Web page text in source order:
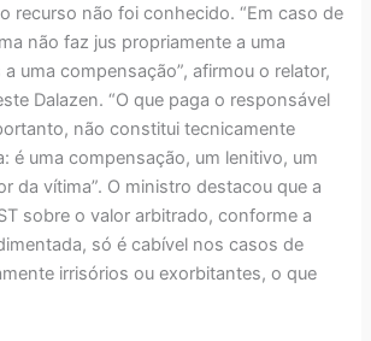
recurso não foi conhecido. “Em caso de
não faz jus propriamente a uma
uma compensação”, afirmou o relator,
Dalazen. “O que paga o responsável
não constitui tecnicamente
é uma compensação, um lenitivo, um
da vítima”. O ministro destacou que a
sobre o valor arbitrado, conforme a
só é cabível nos casos de
irrisórios ou exorbitantes, o que